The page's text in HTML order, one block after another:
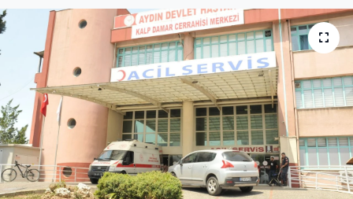
Spor
Haber Arşivi